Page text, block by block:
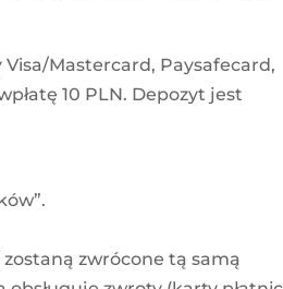
Mastercard, Paysafecard,
10 PLN. Depozyt jest
zostaną zwrócone tą samą